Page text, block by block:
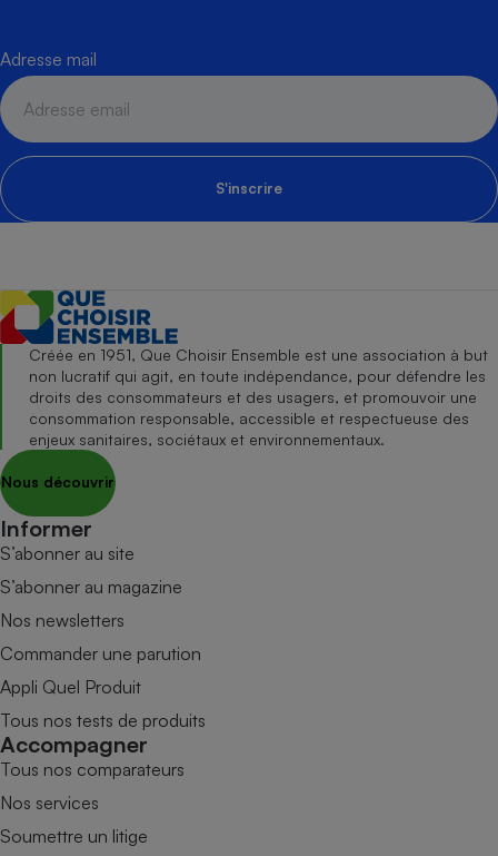
Adresse mail
S'inscrire
Créée en 1951, Que Choisir Ensemble est une association à but
non lucratif qui agit, en toute indépendance, pour défendre les
droits des consommateurs et des usagers, et promouvoir une
consommation responsable, accessible et respectueuse des
enjeux sanitaires, sociétaux et environnementaux.
Nous découvrir
Informer
S’abonner au site
S’abonner au magazine
Nos newsletters
Commander une parution
Appli Quel Produit
Tous nos tests de produits
Accompagner
Tous nos comparateurs
Nos services
Soumettre un litige